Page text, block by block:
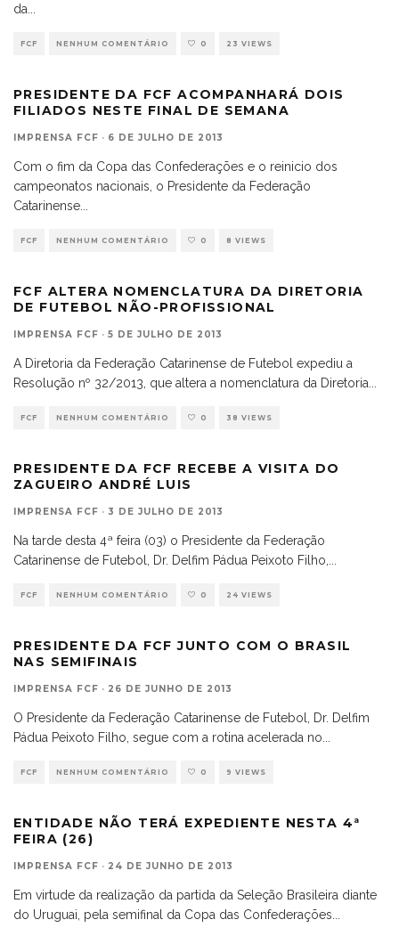
da
FCF NENHUM COMENTÁRIO 0 23 VIEWS
PRESIDENTE DA FCF ACOMPANHARÁ DOIS
FILIADOS NESTE FINAL DE SEMANA
IMPRENSA FCF · 6 DE JULHO DE 2013
Com o fim da Copa das Confederações e o reinicio dos
campeonatos nacionais, o Presidente da Federação
Catarinense
FCF NENHUM COMENTÁRIO 0 8 VIEWS
FCF ALTERA NOMENCLATURA DA DIRETORIA
DE FUTEBOL NÃO-PROFISSIONAL
IMPRENSA FCF · 5 DE JULHO DE 2013
A Diretoria da Federação Catarinense de Futebol expediu a
Resolução nº 32/2013, que altera a nomenclatura da Diretoria
FCF NENHUM COMENTÁRIO 0 38 VIEWS
PRESIDENTE DA FCF RECEBE A VISITA DO
ZAGUEIRO ANDRÉ LUIS
IMPRENSA FCF · 3 DE JULHO DE 2013
Na tarde desta 4ª feira (03) o Presidente da Federação
Catarinense de Futebol, Dr. Delfim Pádua Peixoto Filho,
FCF NENHUM COMENTÁRIO 0 24 VIEWS
PRESIDENTE DA FCF JUNTO COM O BRASIL
NAS SEMIFINAIS
IMPRENSA FCF · 26 DE JUNHO DE 2013
O Presidente da Federação Catarinense de Futebol, Dr. Delfim
Pádua Peixoto Filho, segue com a rotina acelerada no
FCF NENHUM COMENTÁRIO 0 9 VIEWS
ENTIDADE NÃO TERÁ EXPEDIENTE NESTA 4ª
FEIRA (26)
IMPRENSA FCF · 24 DE JUNHO DE 2013
Em virtude da realização da partida da Seleção Brasileira diante
do Uruguai, pela semifinal da Copa das Confederações